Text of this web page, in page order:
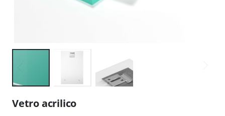
all'inizio
della
Vetro acrilico